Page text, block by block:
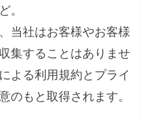
。
当社はお客様やお客様
集することはありませ
よる利用規約とプライ
のもと取得されます。